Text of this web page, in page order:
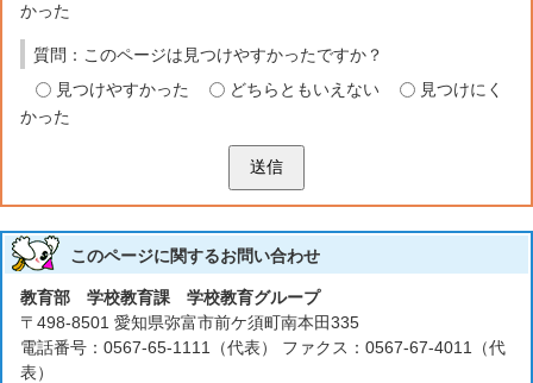
かった
質問：このページは見つけやすかったですか？
見つけやすかった
どちらともいえない
見つけにく
かった
送信
このページに関するお問い合わせ
教育部 学校教育課 学校教育グループ
〒498-8501 愛知県弥富市前ケ須町南本田335
電話番号：0567-65-1111（代表） ファクス：0567-67-4011（代
表）